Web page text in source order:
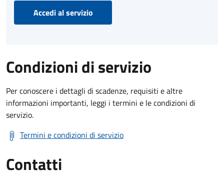
Accedi al servizio
Condizioni di servizio
Per conoscere i dettagli di scadenze, requisiti e altre
informazioni importanti, leggi i termini e le condizioni di
servizio.
Termini e condizioni di servizio
Contatti